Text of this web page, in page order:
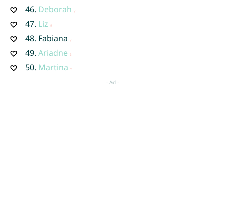
46. Deborah
47. Liz
48. Fabiana
49. Ariadne
50. Martina